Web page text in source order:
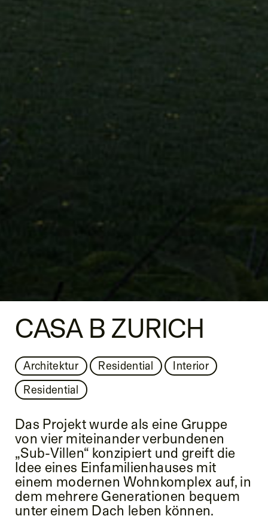
CASA B ZURICH
Architektur Residential
Interior
Residential
Das Projekt wurde als eine Gruppe
von vier miteinander verbundenen
„Sub-Villen“ konzipiert und greift die
Idee eines Einfamilienhauses mit
einem modernen Wohnkomplex auf, in
dem mehrere Generationen bequem
unter einem Dach leben können.